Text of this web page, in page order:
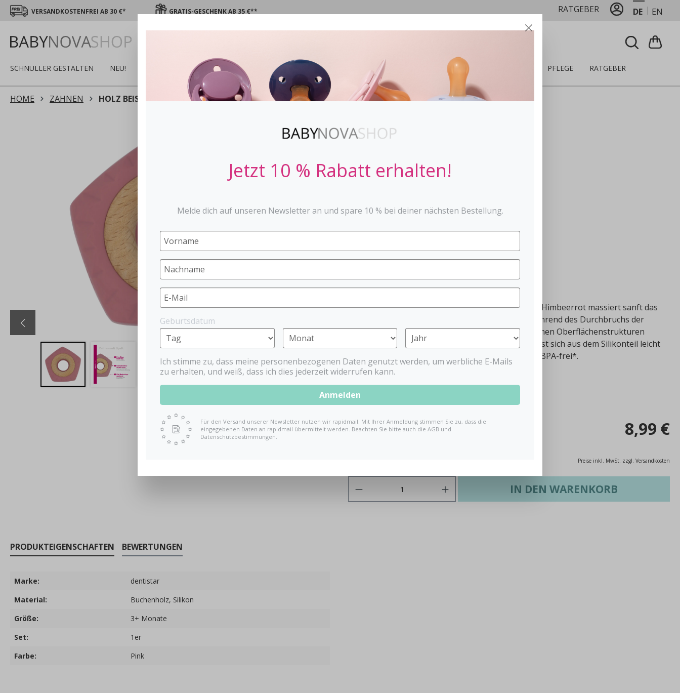
VERSANDKOSTENFREI AB 30 €* GRATIS-GESCHENK AB 35 €** RATGEBER DE EN
SCHNULLER GESTALTEN NEU! WINTER SCHNULLER STOPPi BABYFLASCHEN SPIELZEUG PFLEGE RATGEBER
HOME ZAHNEN HOLZ BEISSRINGE
Beißring Pentastar
2-telig, Silikonteil und Holzring
mit verschiedenen Strukturen
für Babys ab 3 Monaten
Dentistar Pentastar Beißring
Der Dentistar Pentastar in einem wunderschönen Himbeerrot massiert sanft das
Zahnfleisch. Das lindert die Schmerzen vor und während des Durchbruchs der
Zähne. Das flexible Material und die unterschiedlichen Oberflächenstrukturen
sorgen für zusätzlichen Kauspaß. Der Holzring lässt sich aus dem Silikonteil leicht
entfernen und sorgt so für noch mehr Beißspaß. BPA-frei*.
* gemäß EU-Verordnung
8,99 €
Preise inkl. MwSt. zzgl. Versandkosten
IN DEN WARENKORB
PRODUKTEIGENSCHAFTEN BEWERTUNGEN
Marke:
dentistar
Material:
Buchenholz, Silikon
Größe:
3+ Monate
Set:
1er
Farbe:
Pink
Jetzt 10 % Rabatt erhalten!
Melde dich auf unseren Newsletter an und spare 10 % bei deiner nächsten Bestellung.
Geburtsdatum
Ich stimme zu, dass meine personenbezogenen Daten genutzt werden, um werbliche E-Mails
zu erhalten, und weiß, dass ich dies jederzeit widerrufen kann.
Anmelden
Für den Versand unserer Newsletter nutzen wir rapidmail. Mit Ihrer Anmeldung stimmen Sie zu, dass die
eingegebenen Daten an rapidmail übermittelt werden. Beachten Sie bitte auch die AGB und
Datenschutzbestimmungen.